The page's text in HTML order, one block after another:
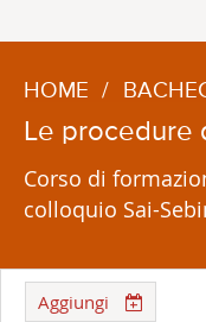
HOME /
Le procedure
Corso di
colloquio Sai-
Aggiungi